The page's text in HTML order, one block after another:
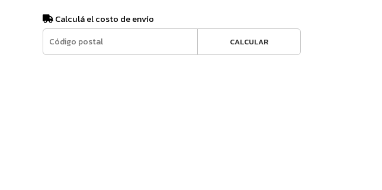
Calculá el costo de envío
CALCULAR